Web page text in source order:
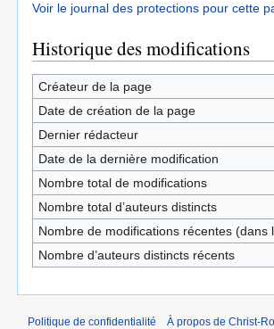
Voir le journal des protections pour cette
Historique des modifications
Créateur de la page
Date de création de la page
Dernier rédacteur
Date de la dernière modification
Nombre total de modifications
Nombre total d’auteurs distincts
Nombre de modifications récentes (dans
Nombre d’auteurs distincts récents
Politique de confidentialité À propos de Christ-